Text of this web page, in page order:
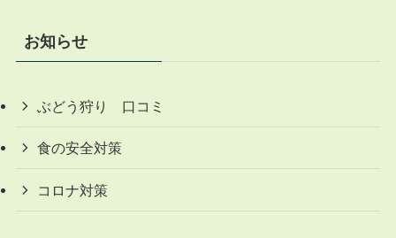
お知らせ
ぶどう狩り 口コミ
食の安全対策
コロナ対策